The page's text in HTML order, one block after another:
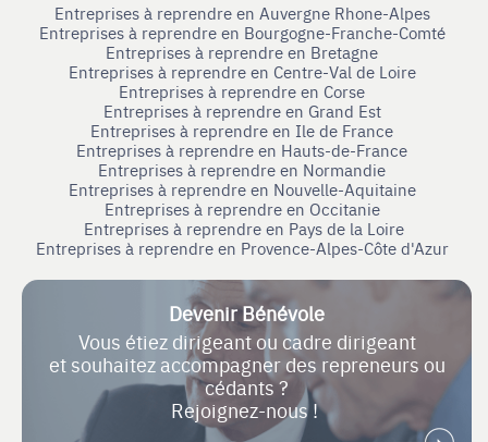
Entreprises à reprendre en Auvergne Rhone-Alpes
Entreprises à reprendre en Bourgogne-Franche-Comté
Entreprises à reprendre en Bretagne
Entreprises à reprendre en Centre-Val de Loire
Entreprises à reprendre en Corse
Entreprises à reprendre en Grand Est
Entreprises à reprendre en Ile de France
Entreprises à reprendre en Hauts-de-France
Entreprises à reprendre en Normandie
Entreprises à reprendre en Nouvelle-Aquitaine
Entreprises à reprendre en Occitanie
Entreprises à reprendre en Pays de la Loire
Entreprises à reprendre en Provence-Alpes-Côte d'Azur
Devenir Bénévole
Vous étiez dirigeant ou cadre dirigeant
et souhaitez accompagner des repreneurs ou
cédants ?
Rejoignez-nous !